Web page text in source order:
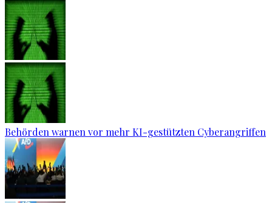
Behörden warnen vor mehr KI-gestützten Cyberangriffen